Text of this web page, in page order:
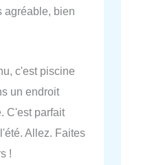
agréable, bien
c'est piscine
un endroit
C'est parfait
Allez. Faites
!